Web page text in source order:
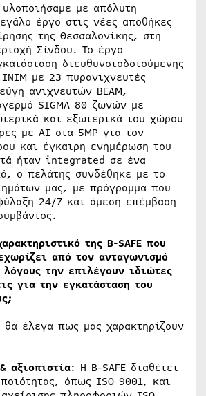
με απόλυτη
έργο στις νέες αποθήκες
της Θεσσαλονίκης, στη
Σίνδου. Το έργο
διευθυνσιοδοτούμενης
με 23 πυρανιχνευτές
ανιχνευτών BEAM,
SIGMA 80 ζωνών με
και εξωτερικά του χώρου
με AI στα 5MP για τον
και έγκαιρη ενημέρωση του
ήταν integrated σε ένα
ο πελάτης συνδέθηκε με το
μας, με πρόγραμμα που
24/7 και άμεση επέμβαση
της B-SAFE που
από τον ανταγωνισμό
την επιλέγουν ιδιώτες
για την εγκατάσταση του
θα έλεγα πως μας χαρακτηρίζουν
αξιοπιστία: Η B-SAFE διαθέτει
όπως ISO 9001, και